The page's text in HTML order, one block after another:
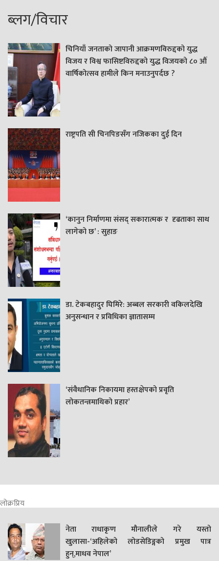
ब्लग/विचार
चिनियाँ जनताको जापानी आक्रमणविरुद्दको युद्ध
विजय र विश्व फासिष्टविरुद्दको युद्ध विजयको ८० औं
वार्षिकोत्सव हामीले किन मनाउनुपर्दछ ?
राष्ट्रपति सी चिनपिङसँग नजिकका दुई दिन
‘कानुन निर्माणमा संसद् सकारात्मक र दृढताका साथ
लागेको छ’ : सुहाङ
डा. टेकबहादुर घिमिरे: अब्बल सरकारी वकिलदेखि
अनुसन्धान र प्रविधिका ज्ञातासम्म
‘संवैधानिक निकायमा हस्तक्षेपको प्रवृति
लोकतन्त्रमाथिको प्रहार’
लोक्रप्रिय
नेता राधाकृण मौनालीले गरे यस्तो
खुलासा-‘अहिलेको लोडसेडिङ्गको प्रमुख पात्र
हुन्,माधव नेपाल’